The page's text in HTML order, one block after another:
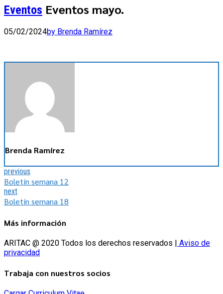
Eventos Eventos mayo.
05/02/2024by Brenda Ramírez
Brenda Ramírez
previous
Boletín semana 12
next
Boletín semana 18
Más información
ARITAC @ 2020 Todos los derechos reservados | Aviso de
privacidad
Trabaja con nuestros socios